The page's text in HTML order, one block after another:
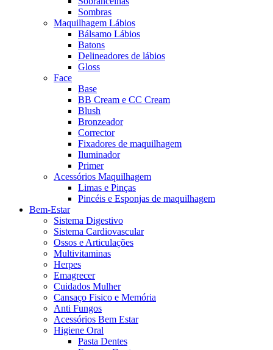
Sombras
Maquilhagem Lábios
Bálsamo Lábios
Batons
Delineadores de lábios
Gloss
Face
Base
BB Cream e CC Cream
Blush
Bronzeador
Corrector
Fixadores de maquilhagem
Iluminador
Primer
Acessórios Maquilhagem
Limas e Pinças
Pincéis e Esponjas de maquilhagem
Bem-Estar
Sistema Digestivo
Sistema Cardiovascular
Ossos e Articulações
Multivitaminas
Herpes
Emagrecer
Cuidados Mulher
Cansaço Fisico e Memória
Anti Fungos
Acessórios Bem Estar
Higiene Oral
Pasta Dentes